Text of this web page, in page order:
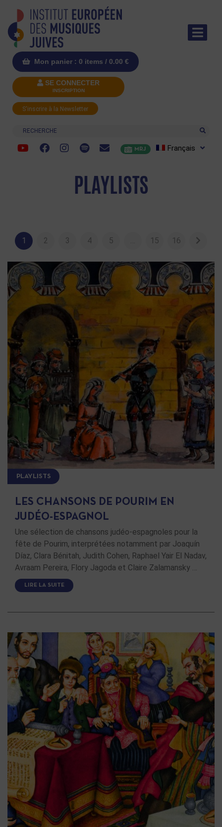
Mon panier : 0 items / 0.00 €
SE CONNECTER
INSCRIPTION
S'inscrire à la Newsletter
Recherche
MRJ Français
PLAYLISTS
1 2 3 4 5 15 16
PLAYLISTS
LES CHANSONS DE POURIM EN
JUDÉO-ESPAGNOL
Une sélection de chansons judéo-espagnoles pour la
fête de Pourim, interprétées notamment par Joaquín
Díaz, Clara Bénitah, Judith Cohen, Raphael Yair El Nadav,
Avraam Pereira, Flory Jagoda et Claire Zalamansky …
LIRE LA SUITE